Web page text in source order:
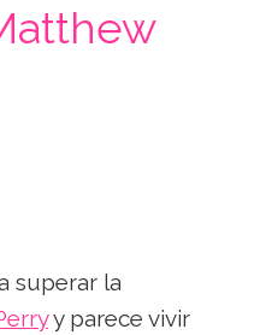
superar la
y parece vivir